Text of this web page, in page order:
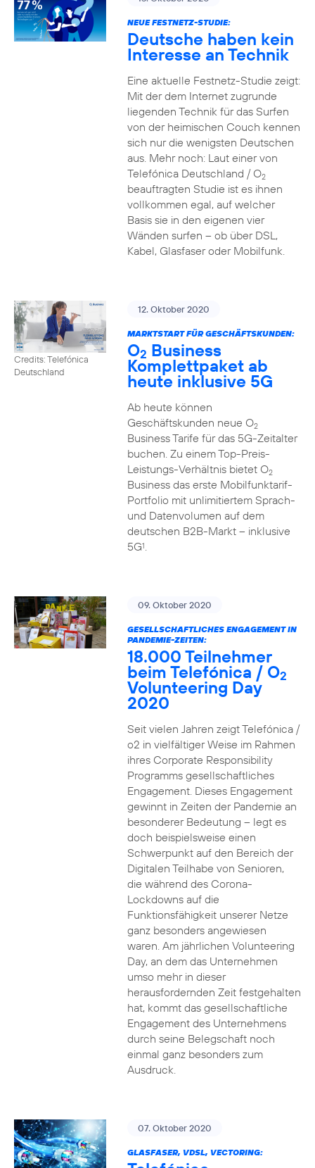
NEUE FESTNETZ-STUDIE:
Deutsche haben kein
Interesse an Technik
Eine aktuelle Festnetz-Studie zeigt:
Mit der dem Internet zugrunde
liegenden Technik für das Surfen
von der heimischen Couch kennen
sich nur die wenigsten Deutschen
aus. Mehr noch: Laut einer von
Telefónica Deutschland / O2
beauftragten Studie ist es ihnen
vollkommen egal, auf welcher
Basis sie in den eigenen vier
Wänden surfen – ob über DSL,
Kabel, Glasfaser oder Mobilfunk.
Credits: Telefónica
Deutschland
12. Oktober 2020
MARKTSTART FÜR GESCHÄFTSKUNDEN:
O2 Business
Komplettpaket ab
heute inklusive 5G
Ab heute können
Geschäftskunden neue O2
Business Tarife für das 5G-Zeitalter
buchen. Zu einem Top-Preis-
Leistungs-Verhältnis bietet O2
Business das erste Mobilfunktarif-
Portfolio mit unlimitiertem Sprach-
und Datenvolumen auf dem
deutschen B2B-Markt – inklusive
5G1.
09. Oktober 2020
GESELLSCHAFTLICHES ENGAGEMENT IN
PANDEMIE-ZEITEN:
18.000 Teilnehmer
beim Telefónica / O2
Volunteering Day
2020
Seit vielen Jahren zeigt Telefónica /
o2 in vielfältiger Weise im Rahmen
ihres Corporate Responsibility
Programms gesellschaftliches
Engagement. Dieses Engagement
gewinnt in Zeiten der Pandemie an
besonderer Bedeutung – legt es
doch beispielsweise einen
Schwerpunkt auf den Bereich der
Digitalen Teilhabe von Senioren,
die während des Corona-
Lockdowns auf die
Funktionsfähigkeit unserer Netze
ganz besonders angewiesen
waren. Am jährlichen Volunteering
Day, an dem das Unternehmen
umso mehr in dieser
herausfordernden Zeit festgehalten
hat, kommt das gesellschaftliche
Engagement des Unternehmens
durch seine Belegschaft noch
einmal ganz besonders zum
Ausdruck.
07. Oktober 2020
GLASFASER, VDSL, VECTORING: